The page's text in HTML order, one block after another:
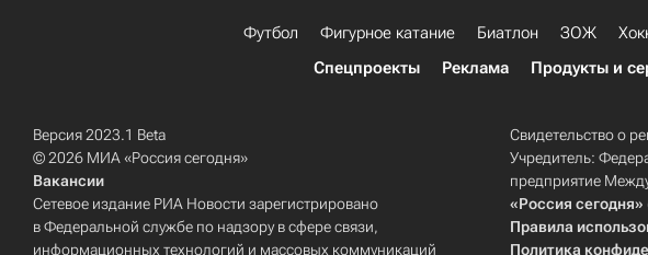
Футбол Фигурное катание Биатлон ЗОЖ
Спецпроекты
Реклама Продукты и
Версия 2023.1 Beta
© 2026 МИА «Россия сегодня»
Вакансии
Сетевое издание РИА Новости зарегистрировано
в Федеральной службе по надзору в сфере связи,
информационных технологий и массовых коммуникаций
Свидетельство о
Учредитель:
предприятие
«Россия сегодня»
Правила
Политика